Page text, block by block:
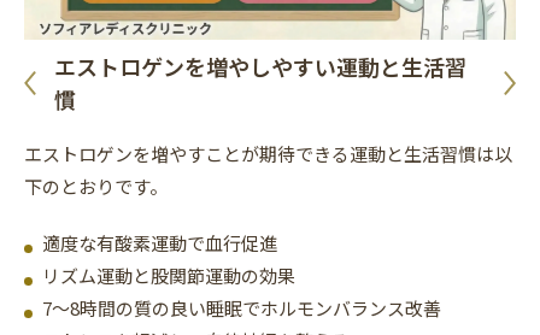
エストロゲンを増やしやすい運動と生活習
慣
エストロゲンを増やすことが期待できる運動と生活習慣は以
下のとおりです。
適度な有酸素運動で血行促進
リズム運動と股関節運動の効果
7〜8時間の質の良い睡眠でホルモンバランス改善